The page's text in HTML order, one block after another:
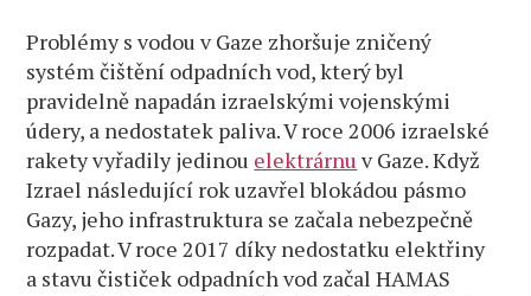
Problémy s vodou v Gaze zhoršuje zničený
systém čištění odpadních vod, který byl
pravidelně napadán izraelskými vojenskými
údery, a nedostatek paliva. V roce 2006 izraelské
rakety vyřadily jedinou elektrárnu v Gaze. Když
Izrael následující rok uzavřel blokádou pásmo
Gazy, jeho infrastruktura se začala nebezpečně
rozpadat. V roce 2017 díky nedostatku elektřiny
a stavu čističek odpadních vod začal HAMAS